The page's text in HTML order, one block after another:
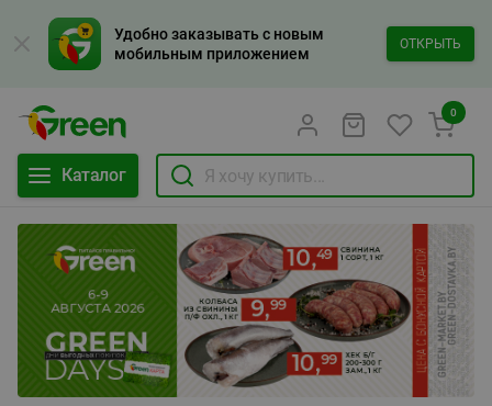
Удобно заказывать с новым
мобильным приложением
ОТКРЫТЬ
Каталог
0